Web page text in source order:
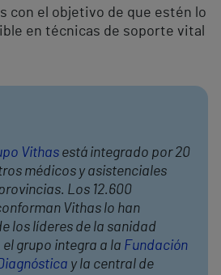
con el objetivo de que estén lo
en técnicas de soporte vital
Vithas está integrado por 20
médicos y asistenciales
Los 12.600
Vithas lo han
los líderes de la sanidad
grupo integra a la Fundación
y la central de